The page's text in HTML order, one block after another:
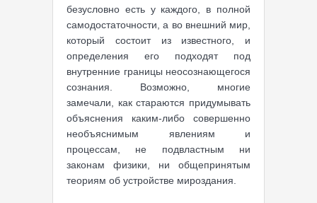
безусловно есть у каждого, в полной
самодостаточности, а во внешний мир,
который состоит из известного, и
определения его подходят под
внутренние границы неосознающегося
сознания. Возможно, многие
замечали, как стараются придумывать
объяснения каким-либо совершенно
необъяснимым явлениям и
процессам, не подвластным ни
законам физики, ни общепринятым
теориям об устройстве мироздания.